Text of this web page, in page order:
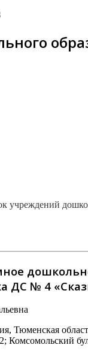
учреждений
ДС № 4
Тюменская
Комсомольский